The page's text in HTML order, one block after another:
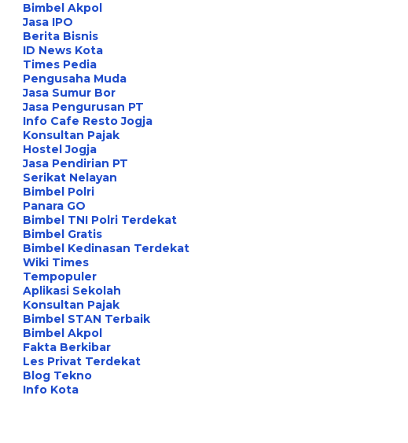
Bimbel Akpol
Jasa IPO
Berita Bisnis
ID News Kota
Times Pedia
Pengusaha Muda
Jasa Sumur Bor
Jasa Pengurusan PT
Info Cafe Resto Jogja
Konsultan Pajak
Hostel Jogja
Jasa Pendirian PT
Serikat Nelayan
Bimbel Polri
Panara GO
Bimbel TNI Polri Terdekat
Bimbel Gratis
Bimbel Kedinasan Terdekat
Wiki Times
Tempopuler
Aplikasi Sekolah
Konsultan Pajak
Bimbel STAN Terbaik
Bimbel Akpol
Fakta Berkibar
Les Privat Terdekat
Blog Tekno
Info Kota